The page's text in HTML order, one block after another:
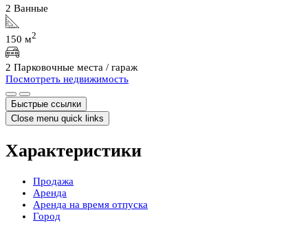
2 Ванные
150 м2
2 Парковочные места / гараж
Посмотреть недвижимость
Быстрые ссылки
Close menu quick links
Характеристики
Продажа
Аренда
Аренда на время отпуска
Город